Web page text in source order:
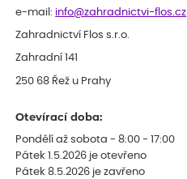
e-mail: info@zahradnictvi-flos.cz
Zahradnictví Flos s.r.o.
Zahradní 141
250 68 Řež u Prahy
Otevírací doba:
Pondělí až sobota - 8:00 - 17:00
Pátek 1.5.2026 je otevřeno
Pátek 8.5.2026 je zavřeno